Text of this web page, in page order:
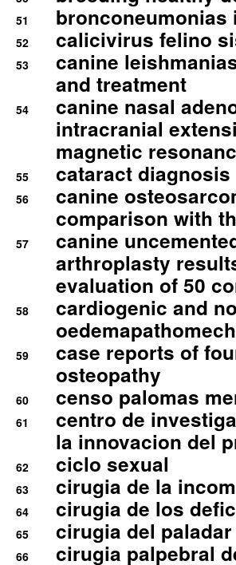
51 bronconeumonias
52 calicivirus felino
53
canine
and treatment
54
canine nasal
intracranial
magnetic
55 cataract
56
canine
comparison with
57
canine
arthroplasty
evaluation of 50
58
cardiogenic and
59
case reports of
osteopathy
60 censo palomas
61
centro de
la innovacion del
62 ciclo sexual
63 cirugia de la
64 cirugia de los
65 cirugia del
66
cirugia palpebral